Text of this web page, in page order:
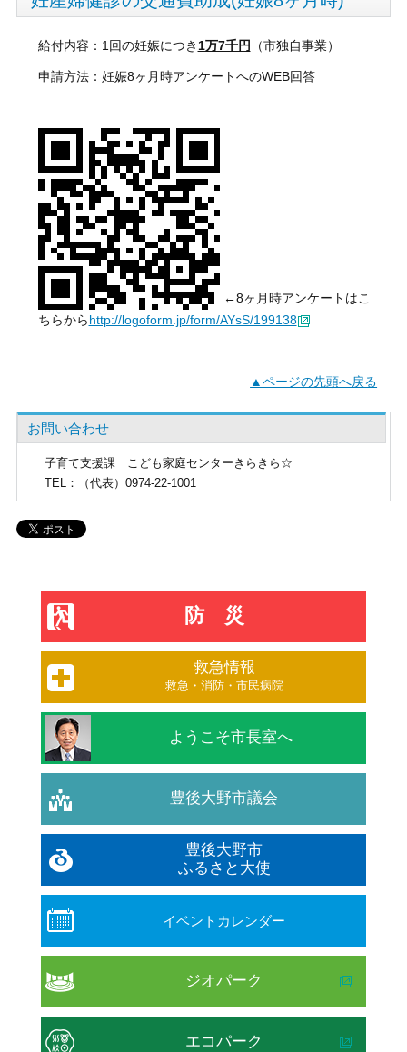
給付内容：1回の妊娠につき 1万7千円 （市独自事業）
申請方法：妊娠8ヶ月時アンケートへのWEB回答
←8ヶ月時アンケートはこ
ちらから http://logoform.jp/form/AYsS/199138
▲ページの先頭へ戻る
お問い合わせ
子育て支援課
こども家庭センターきらきら☆
TEL ：（代表）0974-22-1001
防災
救急情報
救急・消防・市民病院
ようこそ市長室へ
豊後大野市議会
豊後大野市
ふるさと大使
イベントカレンダー
ジオパーク
エコパーク